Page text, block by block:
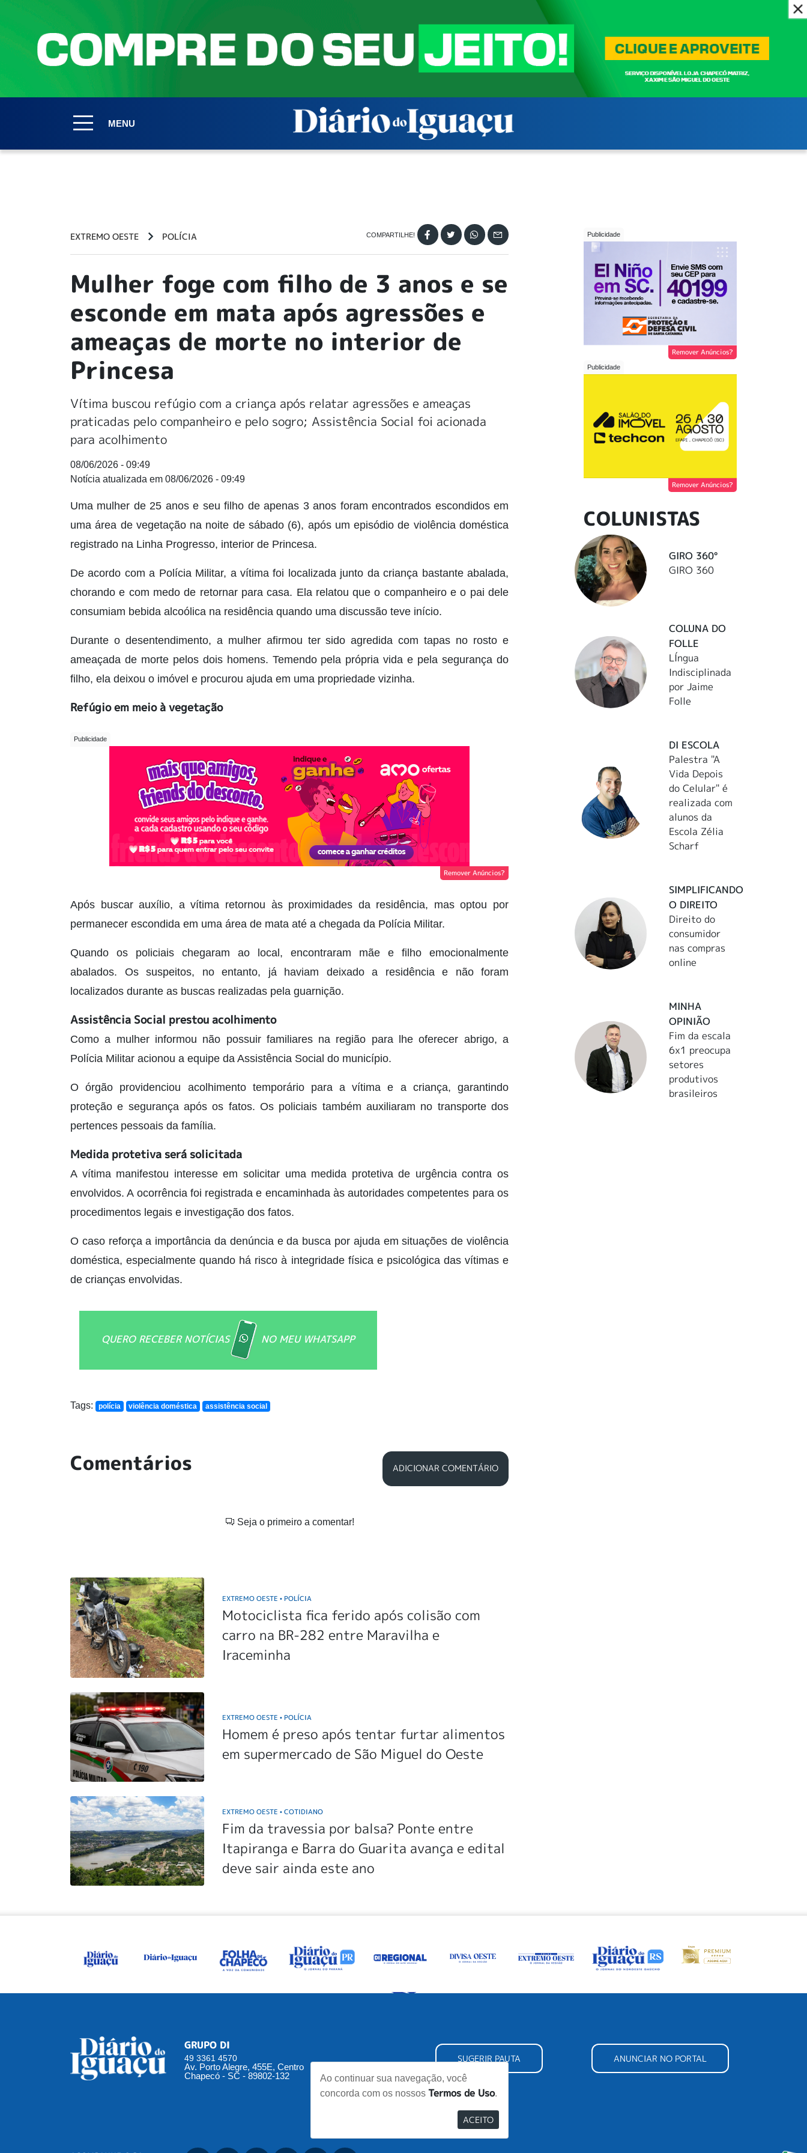
Ao continuar sua navegação, você
concorda com os nossos Termos de Uso.
ACEITO
MENU
EXTREMO OESTE POLÍCIA
Mulher foge com filho de 3 anos e se
esconde em mata após agressões e
ameaças de morte no interior de
Princesa
Vítima buscou refúgio com a criança após relatar agressões e ameaças
praticadas pelo companheiro e pelo sogro; Assistência Social foi acionada
para acolhimento
08/06/2026 - 09:49
08/06/2026 - 09:49
Uma mulher de 25 anos e seu filho de apenas 3 anos foram encontrados escondidos em
uma área de vegetação na noite de sábado (6), após um episódio de violência doméstica
registrado na Linha Progresso, interior de Princesa.
De acordo com a Polícia Militar, a vítima foi localizada junto da criança bastante abalada,
chorando e com medo de retornar para casa. Ela relatou que o companheiro e o pai dele
consumiam bebida alcoólica na residência quando uma discussão teve início.
Durante o desentendimento, a mulher afirmou ter sido agredida com tapas no rosto e
ameaçada de morte pelos dois homens. Temendo pela própria vida e pela segurança do
filho, ela deixou o imóvel e procurou ajuda em uma propriedade vizinha.
Refúgio em meio à vegetação
Remover Anúncios?
Após buscar auxílio, a vítima retornou às proximidades da residência, mas optou por
permanecer escondida em uma área de mata até a chegada da Polícia Militar.
Quando os policiais chegaram ao local, encontraram mãe e filho emocionalmente
abalados. Os suspeitos, no entanto, já haviam deixado a residência e não foram
localizados durante as buscas realizadas pela guarnição.
Assistência Social prestou acolhimento
Como a mulher informou não possuir familiares na região para lhe oferecer abrigo, a
Polícia Militar acionou a equipe da Assistência Social do município.
O órgão providenciou acolhimento temporário para a vítima e a criança, garantindo
proteção e segurança após os fatos. Os policiais também auxiliaram no transporte dos
pertences pessoais da família.
Medida protetiva será solicitada
A vítima manifestou interesse em solicitar uma medida protetiva de urgência contra os
envolvidos. A ocorrência foi registrada e encaminhada às autoridades competentes para os
procedimentos legais e investigação dos fatos.
O caso reforça a importância da denúncia e da busca por ajuda em situações de violência
doméstica, especialmente quando há risco à integridade física e psicológica das vítimas e
de crianças envolvidas.
QUERO RECEBER NOTÍCIAS NO MEU WHATSAPP
Tags: polícia violência doméstica assistência social
Comentários ADICIONAR COMENTÁRIO
Seja o primeiro a comentar!
EXTREMO OESTE• POLÍCIA
Motociclista fica ferido após colisão com
carro na BR-282 entre Maravilha e
Iraceminha
EXTREMO OESTE• POLÍCIA
Homem é preso após tentar furtar alimentos
em supermercado de São Miguel do Oeste
EXTREMO OESTE• COTIDIANO
Fim da travessia por balsa? Ponte entre
Itapiranga e Barra do Guarita avança e edital
deve sair ainda este ano
Remover Anúncios?
Remover Anúncios?
COLUNISTAS
GIRO 360°
GIRO 360
COLUNA DO
FOLLE
LÍngua
Indisciplinada
por Jaime
Folle
DI ESCOLA
Palestra "A
Vida Depois
do Celular" é
realizada com
alunos da
Escola Zélia
Scharf
SIMPLIFICANDO
O DIREITO
Direito do
consumidor
nas compras
online
MINHA
OPINIÃO
Fim da escala
6x1 preocupa
setores
produtivos
brasileiros
GRUPO DI
49 3361 4570
Av. Porto Alegre, 455E, Centro
Chapecó - SC - 89802-132
SUGERIR PAUTA ANUNCIAR NO PORTAL